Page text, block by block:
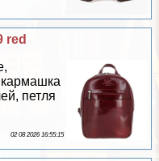
red
петля
02 08 2026 16:55:15